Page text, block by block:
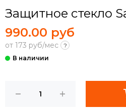
Защитное стекло
990.00 руб
от 173 руб/мес ?